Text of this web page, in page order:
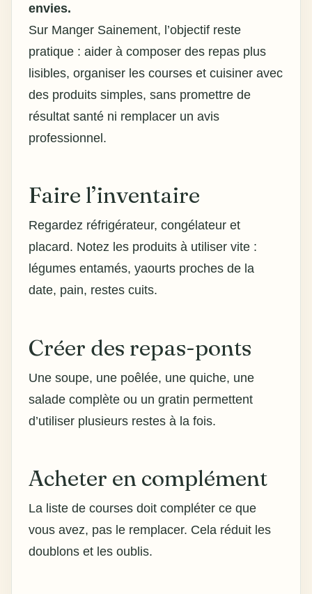
envies.
Sur Manger Sainement, l’objectif reste
pratique : aider à composer des repas plus
lisibles, organiser les courses et cuisiner avec
des produits simples, sans promettre de
résultat santé ni remplacer un avis
professionnel.
Faire l’inventaire
Regardez réfrigérateur, congélateur et
placard. Notez les produits à utiliser vite :
légumes entamés, yaourts proches de la
date, pain, restes cuits.
Créer des repas-ponts
Une soupe, une poêlée, une quiche, une
salade complète ou un gratin permettent
d’utiliser plusieurs restes à la fois.
Acheter en complément
La liste de courses doit compléter ce que
vous avez, pas le remplacer. Cela réduit les
doublons et les oublis.